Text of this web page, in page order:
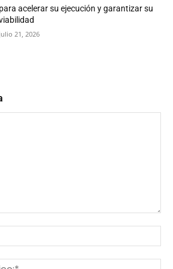
para acelerar su ejecución y garantizar su
julio 21, 2026